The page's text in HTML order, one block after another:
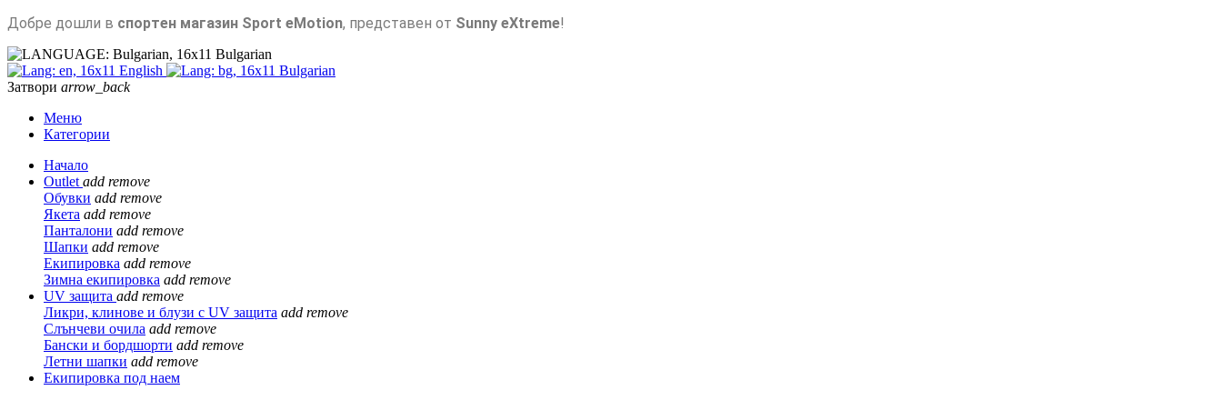
Добре дошли в спортен магазин Sport eMotion, представен от Sunny eXtreme!
Bulgarian
English
Bulgarian
Затвори arrow_back
Меню
Категории
Начало
Outlet add remove
Обувки add remove
Якета add remove
Панталони add remove
Шапки add remove
Екипировка add remove
Зимна екипировка add remove
UV защита add remove
Ликри, клинове и блузи с UV защита add remove
Слънчеви очила add remove
Бански и бордшорти add remove
Летни шапки add remove
Екипировка под наем